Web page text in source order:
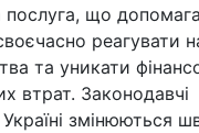
послуга, що
реагувати
та уникати
втрат. Законодавчі
Україні змінюються